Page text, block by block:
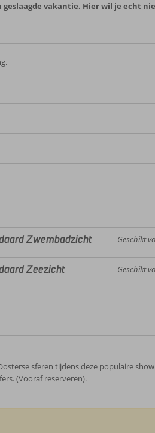
vakantie. Hier wil je echt
Zwembadzicht Geschikt
Zeezicht Geschikt
sferen tijdens deze populaire
(Vooraf reserveren).